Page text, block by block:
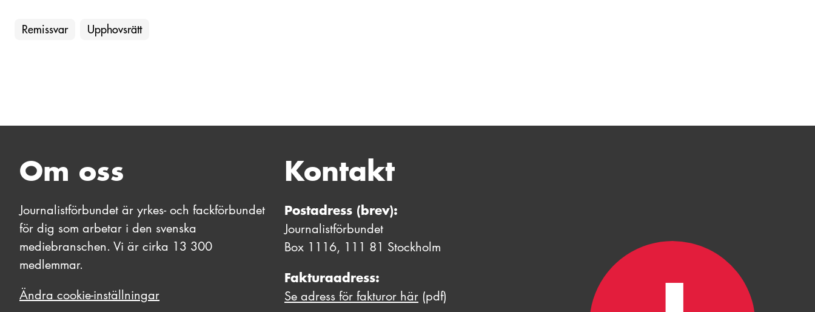
Remissvar Upphovsrätt
Om oss
Journalistförbundet är yrkes- och fackförbundet
för dig som arbetar i den svenska
mediebranschen. Vi är cirka 13 300
medlemmar.
Ändra cookie-inställningar
Kontakt
Postadress (brev):
Journalistförbundet
Box 1116, 111 81 Stockholm
Fakturaadress:
Se adress för fakturor här (pdf)